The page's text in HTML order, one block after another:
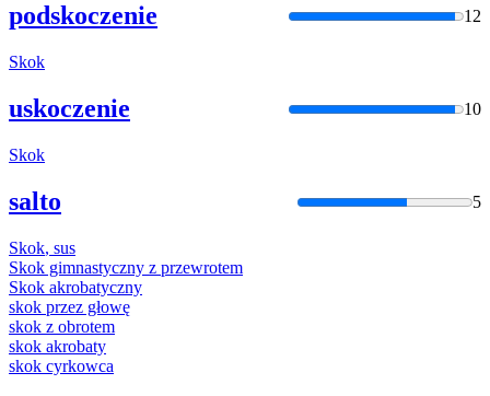
podskoczenie 12
Skok
uskoczenie 10
Skok
salto 5
Skok, sus
Skok gimnastyczny z przewrotem
Skok akrobatyczny
skok przez głowę
skok z obrotem
skok akrobaty
skok cyrkowca